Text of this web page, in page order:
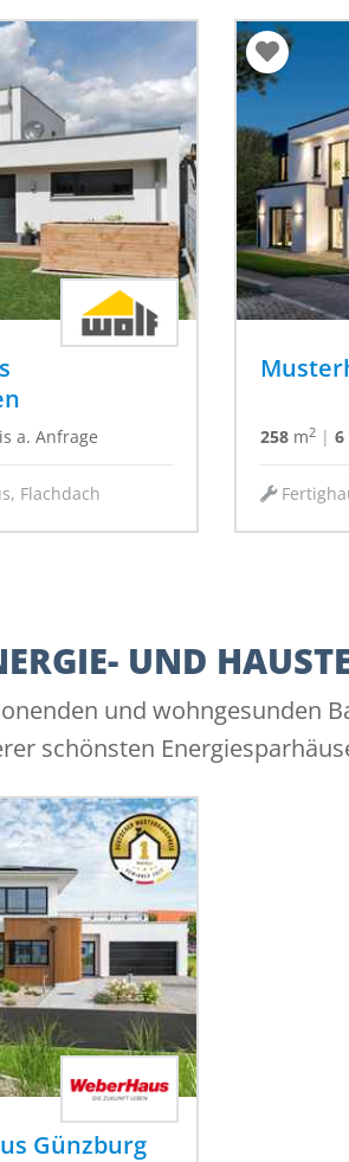
a. Anfrage
Flachdach
258 m2 | 6
UND
und wohngesunden
schönsten
Günzburg